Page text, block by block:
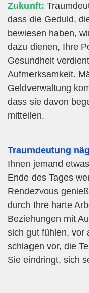
Zukunft:
dass die Geduld,
bewiesen haben,
dazu dienen, Ihre
Gesundheit
Aufmerksamkeit.
Geldverwaltung
dass sie davon
mitteilen.
Traumdeutung
Ihnen jemand
Ende des Tages
Rendezvous
durch Ihre harte
Beziehungen mit
sich gut fühlen, vor
schlagen vor, die
Sie eindringt, sich